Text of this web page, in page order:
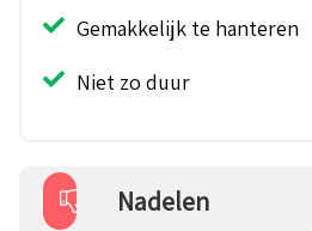
Gemakkelijk te hanteren
Niet zo duur
Nadelen